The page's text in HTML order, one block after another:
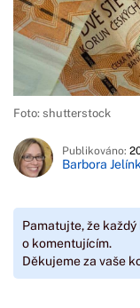
Foto: shutterstock
Publikováno:
Barbora
Pamatujte, že
o komentujícím.
Děkujeme za vaše